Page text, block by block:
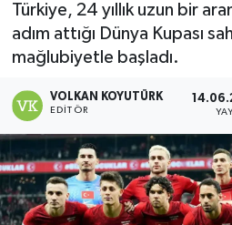
Türkiye, 24 yıllık uzun bir
adım attığı Dünya Kupası
mağlubiyetle başladı.
VOLKAN KOYUTÜRK
EDITÖR
Özel
Resmi İlanlar
Sağlık
Siyaset
Spor